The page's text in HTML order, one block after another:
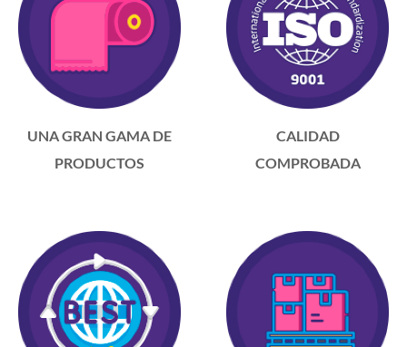
UNA GRAN GAMA DE
PRODUCTOS
CALIDAD
COMPROBADA